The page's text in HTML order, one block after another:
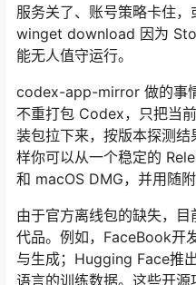
服务关了、账号策略卡住
winget download 因为
能无人值守运行。
codex-app-mirror 做的事
不重打包 Codex，只把当
装包拉下来，按版本探测
样你可以从一个稳定的
和 macOS DMG，并用随附
由于官方离线包的缺失，
代品。例如，FaceBook开
与生成；Hugging Face推
语言的训练数据。这些开